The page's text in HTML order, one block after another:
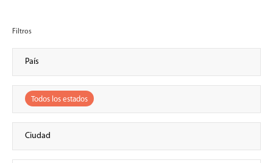
Filtros
Todos los estados